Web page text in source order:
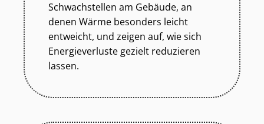
Schwachstellen am Gebäude, an
denen Wärme besonders leicht
entweicht, und zeigen auf, wie sich
Energieverluste gezielt reduzieren
lassen.